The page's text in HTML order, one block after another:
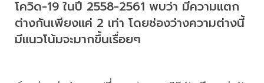
โควิด-19 ในปี 2558-2561 พบว่า มีความแตก
ต่างกันเพียงแค่ 2 เท่า โดยช่องว่างความต่างนี้
มีแนวโน้มจะมากขึ้นเรื่อยๆ